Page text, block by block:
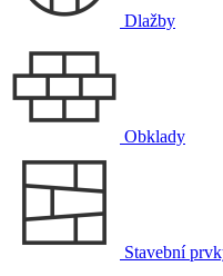
Dlažby
Obklady
Stavební